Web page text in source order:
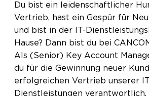
Du bist ein leidenschaftlicher
Vertrieb, hast ein Gespür für
und bist in der IT-
Hause? Dann bist du bei
Als (Senior) Key Account
du für die Gewinnung neuer
erfolgreichen Vertrieb unserer
Dienstleistungen verantwortlich.